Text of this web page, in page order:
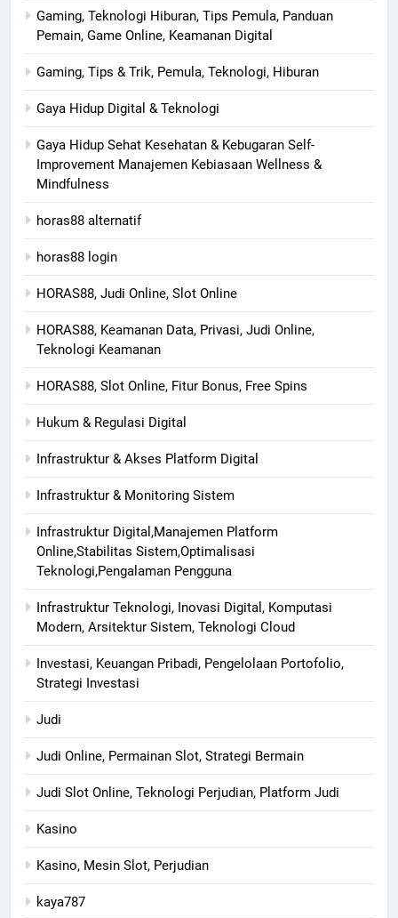
Gaming, Teknologi Hiburan, Tips Pemula, Panduan
Pemain, Game Online, Keamanan Digital
Gaming, Tips & Trik, Pemula, Teknologi, Hiburan
Gaya Hidup Digital & Teknologi
Gaya Hidup Sehat Kesehatan & Kebugaran Self-
Improvement Manajemen Kebiasaan Wellness &
Mindfulness
horas88 alternatif
horas88 login
HORAS88, Judi Online, Slot Online
HORAS88, Keamanan Data, Privasi, Judi Online,
Teknologi Keamanan
HORAS88, Slot Online, Fitur Bonus, Free Spins
Hukum & Regulasi Digital
Infrastruktur & Akses Platform Digital
Infrastruktur & Monitoring Sistem
Infrastruktur Digital,Manajemen Platform
Online,Stabilitas Sistem,Optimalisasi
Teknologi,Pengalaman Pengguna
Infrastruktur Teknologi, Inovasi Digital, Komputasi
Modern, Arsitektur Sistem, Teknologi Cloud
Investasi, Keuangan Pribadi, Pengelolaan Portofolio,
Strategi Investasi
Judi
Judi Online, Permainan Slot, Strategi Bermain
Judi Slot Online, Teknologi Perjudian, Platform Judi
Kasino
Kasino, Mesin Slot, Perjudian
kaya787